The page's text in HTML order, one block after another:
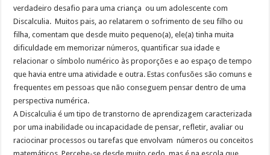
verdadeiro desafio para uma criança ou um adolescente com
Discalculia. Muitos pais, ao relatarem o sofrimento de seu filho ou
filha, comentam que desde muito pequeno(a), ele(a) tinha muita
dificuldade em memorizar números, quantificar sua idade e
relacionar o símbolo numérico às proporções e ao espaço de tempo
que havia entre uma atividade e outra. Estas confusões são comuns e
frequentes em pessoas que não conseguem pensar dentro de uma
perspectiva numérica.
A Discalculia é um tipo de transtorno de aprendizagem caracterizada
por uma inabilidade ou incapacidade de pensar, refletir, avaliar ou
raciocinar processos ou tarefas que envolvam números ou conceitos